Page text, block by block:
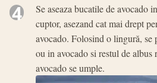
4
Se aseaza bucatile de avocado
cuptor, asezand cat mai drept
avocado. Folosind o lingură, se
ou in avocado si restul de albus
avocado se umple.